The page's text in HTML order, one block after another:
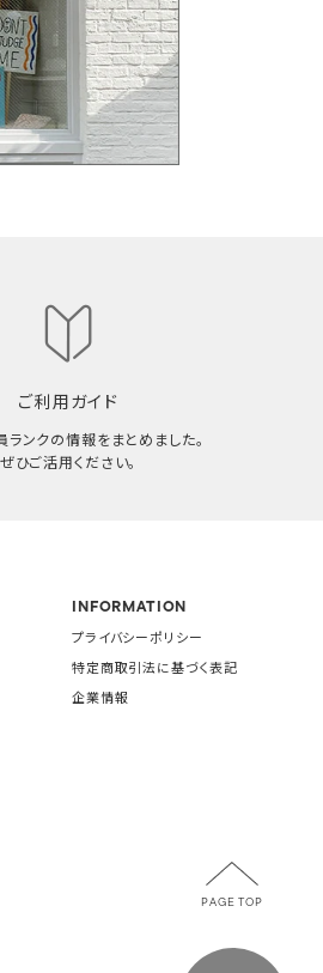
ご利用ガイド
ンクの情報をまとめました。
ぜひご活用ください。
INFORMATION
プライバシーポリシー
特定商取引法に基づく表記
企業情報
PAGE TOP